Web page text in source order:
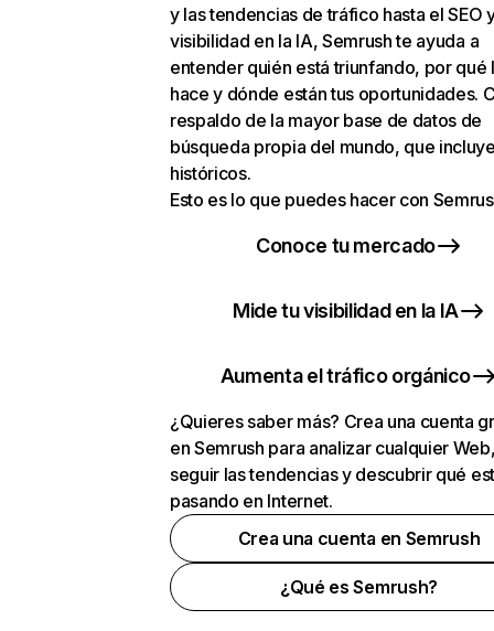
y las tendencias de tráfico hasta el SEO
visibilidad en la IA, Semrush te ayuda a
entender quién está triunfando, por qué
hace y dónde están tus oportunidades.
respaldo de la mayor base de datos de
búsqueda propia del mundo, que
históricos.
Esto es lo que puedes hacer con
Conoce tu mercado
Mide tu visibilidad en la IA
Aumenta el tráfico orgánico
¿Quieres saber más? Crea una cuenta
en Semrush para analizar cualquier
seguir las tendencias y descubrir qué
pasando en Internet.
Crea una cuenta en Semrush
¿Qué es Semrush?